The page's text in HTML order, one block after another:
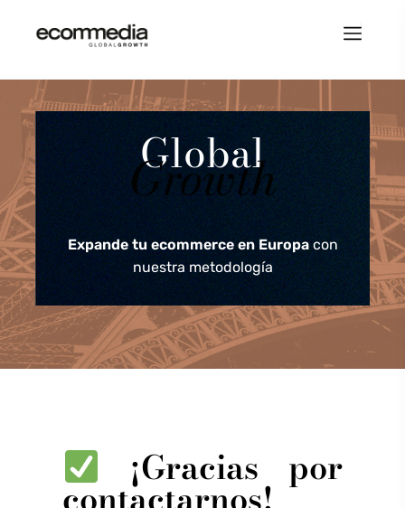
Global
Growth
Expande tu ecommerce en Europacon
nuestra metodología
¡Gracias por